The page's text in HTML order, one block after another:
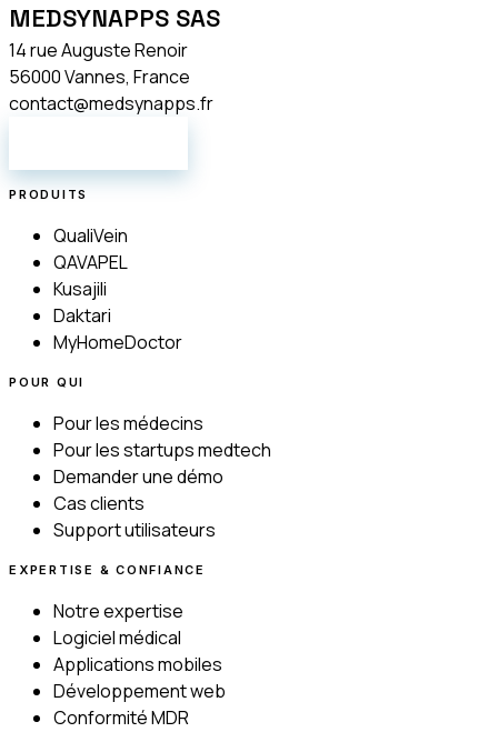
MEDSYNAPPS SAS
14 rue Auguste Renoir
56000 Vannes, France
contact@medsynapps.fr
PRODUITS
QualiVein
QAVAPEL
Kusajili
Daktari
MyHomeDoctor
POUR QUI
Pour les médecins
Pour les startups medtech
Demander une démo
Cas clients
Support utilisateurs
EXPERTISE & CONFIANCE
Notre expertise
Logiciel médical
Applications mobiles
Développement web
Conformité MDR